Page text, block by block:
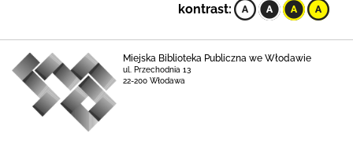
kontrast:
Miejska Biblioteka Publiczna we Włodawie
ul. Przechodnia 13
22-200 Włodawa